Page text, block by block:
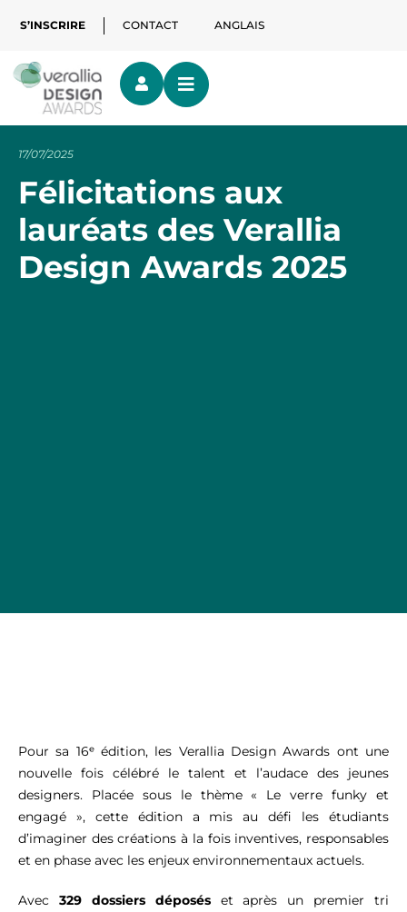
S’INSCRIRE CONTACT ANGLAIS
17/07/2025
Félicitations aux
lauréats des Verallia
Design Awards 2025
Pour sa 16ᵉ édition, les Verallia Design Awards ont une
nouvelle fois célébré le talent et l’audace des jeunes
designers. Placée sous le thème « Le verre funky et
engagé », cette édition a mis au défi les étudiants
d’imaginer des créations à la fois inventives, responsables
et en phase avec les enjeux environnementaux actuels.
Avec 329 dossiers déposés et après un premier tri